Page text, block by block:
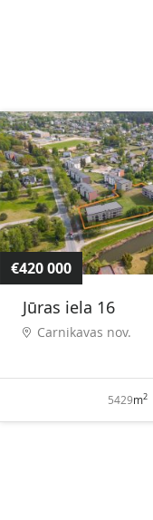
€420 000
Jūras iela 16
Carnikavas nov.
5429m2